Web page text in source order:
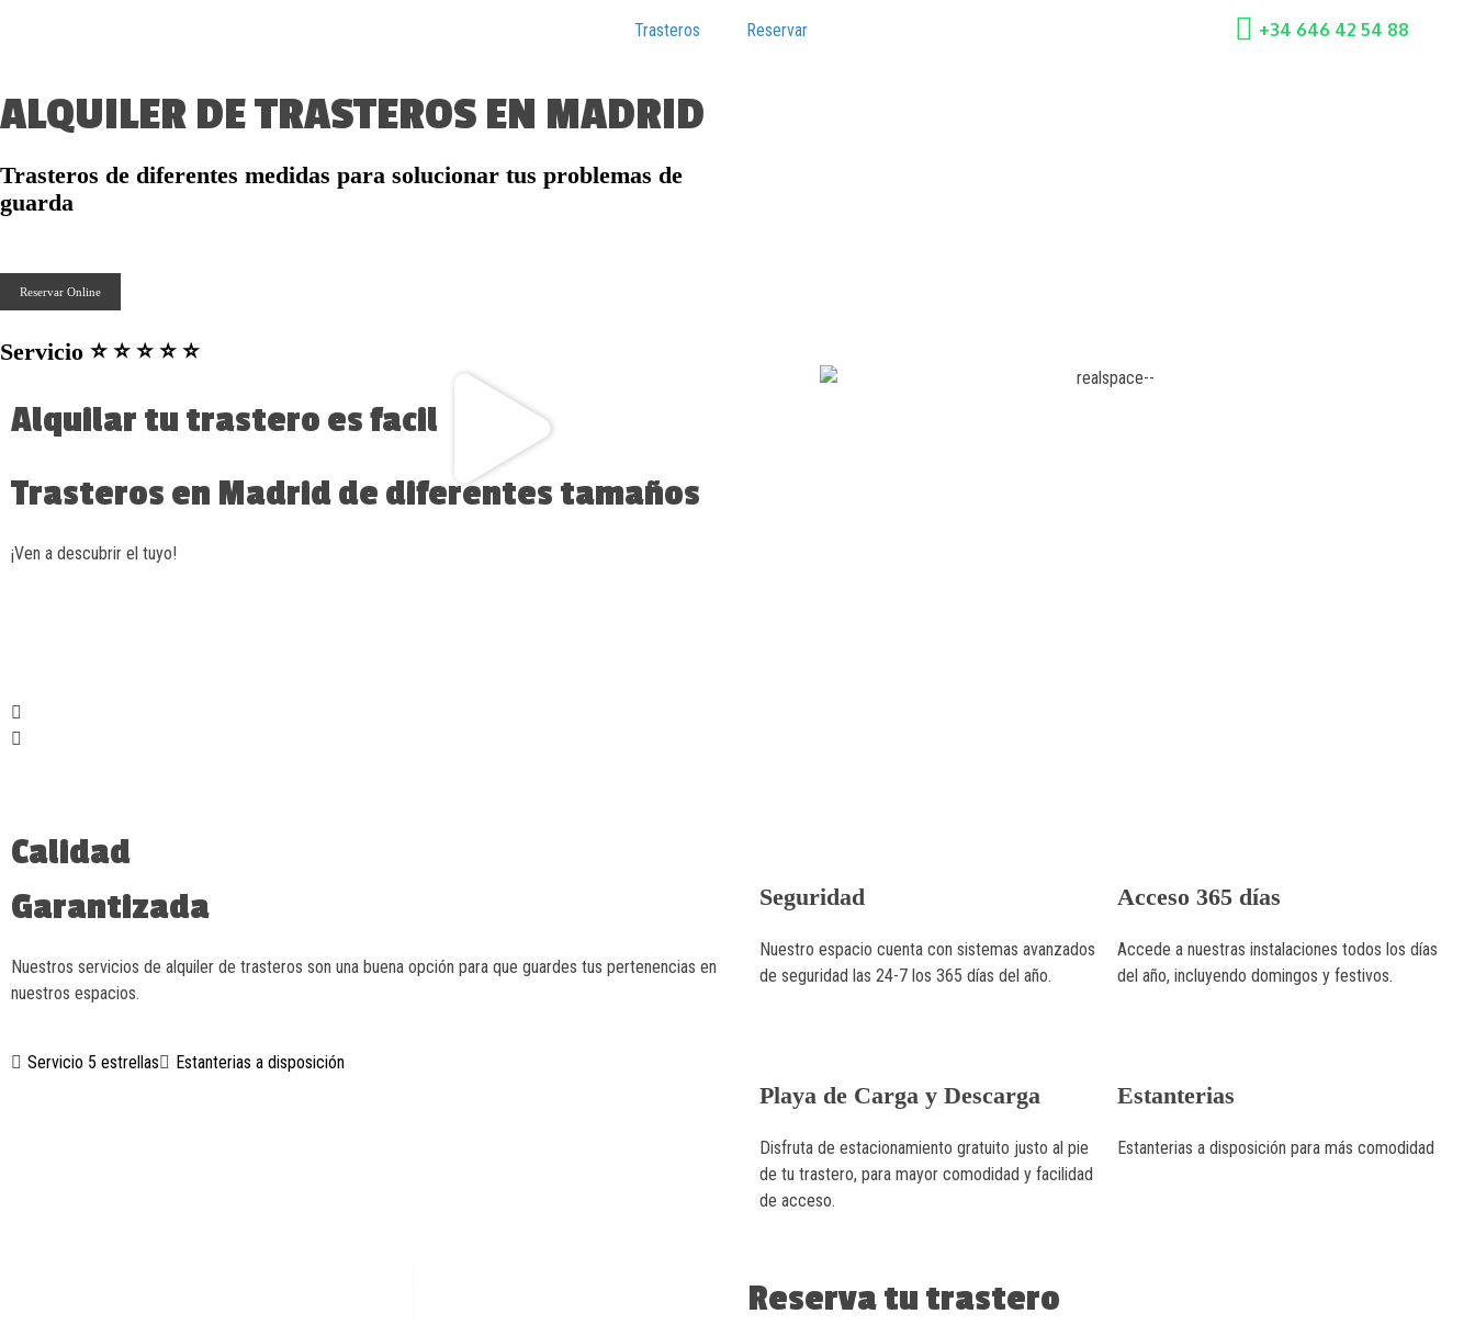
Trasteros Reservar +34 646 42 54 88
ALQUILER DE TRASTEROS EN MADRID
Trasteros de diferentes medidas para solucionar tus problemas de
guarda
Reservar Online
Servicio ⭐ ⭐ ⭐ ⭐ ⭐
Alquilar tu trastero es facil
Trasteros en Madrid de diferentes tamaños
¡Ven a descubrir el tuyo!
M
L
M
E
Calidad
Garantizada
Nuestros servicios de alquiler de trasteros son una buena opción para que guardes tus pertenencias en
nuestros espacios.
Servicio 5 estrellas Estanterias a disposición
Seguridad
Nuestro espacio cuenta con sistemas avanzados
de seguridad las 24-7 los 365 días del año.
Acceso 365 días
Accede a nuestras instalaciones todos los días
del año, incluyendo domingos y festivos.
Playa de Carga y Descarga
Disfruta de estacionamiento gratuito justo al pie
de tu trastero, para mayor comodidad y facilidad
de acceso.
Estanterias
Estanterias a disposición para más comodidad
Reserva tu trastero